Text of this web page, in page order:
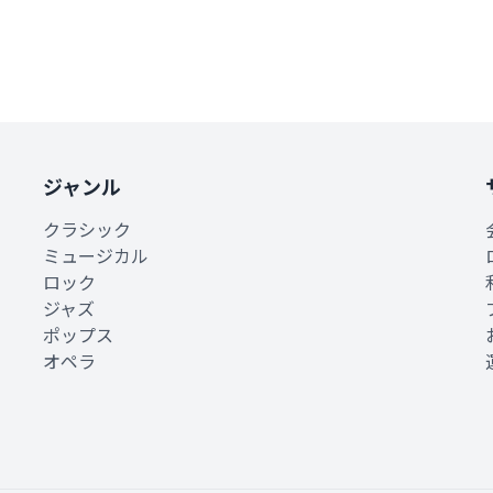
ジャンル
クラシック
ミュージカル
ロック
ジャズ
ポップス
オペラ